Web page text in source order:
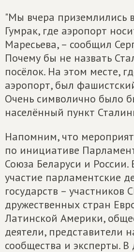
"Мы вчера приземлились
Гумрак, где аэропорт
Маресьева, – сообщил
Почему бы не назвать
посёлок. На этом месте,
аэропорт, был
Очень символично было
населённый пункт
Напомним, что
по инициативе
Союза Беларуси и
участие парламентские
государств – участников
дружественных стран
Латинской Америки,
деятели, представители
сообщества и эксперты. В